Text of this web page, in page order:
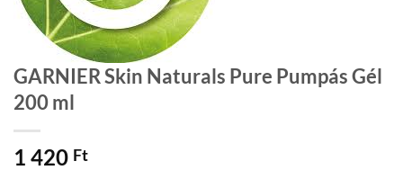
GARNIER Skin Naturals Pure Pumpás Gél
200 ml
1 420 Ft